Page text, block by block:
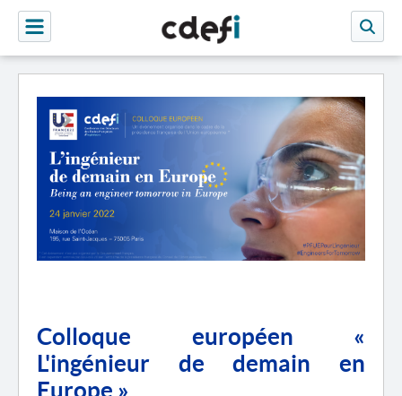
Colloque européen «
L'ingénieur de demain en
Europe »